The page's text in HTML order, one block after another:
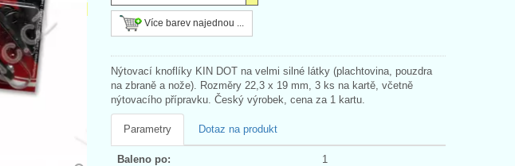
Více barev najednou ...
Nýtovací knoflíky KIN DOT na velmi silné látky (plachtovina, pouzdra
na zbraně a nože). Rozměry 22,3 x 19 mm, 3 ks na kartě, včetně
nýtovacího přípravku. Český výrobek, cena za 1 kartu.
Parametry Dotaz na produkt
Baleno po: 1